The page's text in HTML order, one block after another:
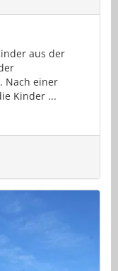
aus der
Nach einer
Kinder ...